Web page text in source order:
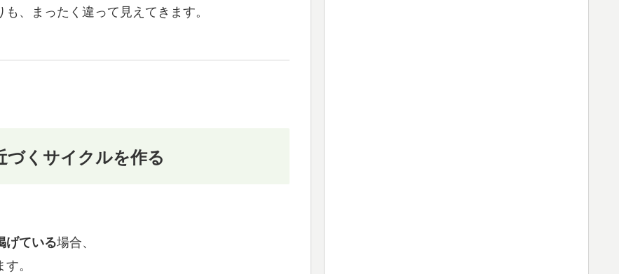
、まったく違って見えてきます。
くサイクルを作る
げている場合、
。